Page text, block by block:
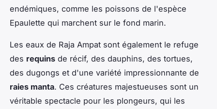
endémiques, comme les poissons de l'espèce
Epaulette qui marchent sur le fond marin.
Les eaux de Raja Ampat sont également le refuge
des requins de récif, des dauphins, des tortues,
des dugongs et d'une variété impressionnante de
raies manta. Ces créatures majestueuses sont un
véritable spectacle pour les plongeurs, qui les